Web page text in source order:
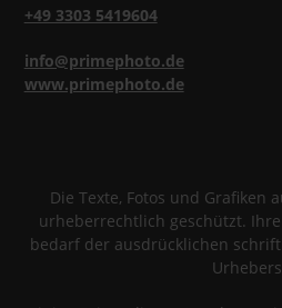
+49 3303 5419604
info@primephoto.de
www.primephoto.de
Die Texte, Fotos und Grafiken
urheberrechtlich geschützt.
bedarf der ausdrücklichen